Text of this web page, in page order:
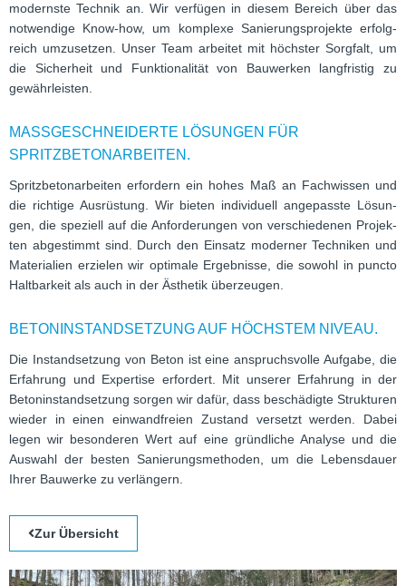
modernste Tech­nik an. Wir ver­fü­gen in die­sem Bereich über das
not­wen­dige Know-how, um kom­plexe Sanie­rungs­pro­jekte erfolg­
reich umzu­set­zen. Unser Team arbei­tet mit höchs­ter Sorg­falt, um
die Sicher­heit und Funk­tio­na­li­tät von Bau­wer­ken lang­fris­tig zu
gewährleisten.
MASSGESCHNEIDERTE LÖSUNGEN FÜR
SPRITZBETONARBEITEN.
Spritz­be­ton­ar­bei­ten erfor­dern ein hohes Maß an Fach­wis­sen und
die rich­tige Aus­rüs­tung. Wir bie­ten indi­vi­du­ell ange­passte Lösun­
gen, die spe­zi­ell auf die Anfor­de­run­gen von ver­schie­de­nen Pro­jek­
ten abge­stimmt sind. Durch den Ein­satz moder­ner Tech­ni­ken und
Mate­ria­lien erzie­len wir opti­male Ergeb­nisse, die sowohl in puncto
Halt­bar­keit als auch in der Ästhe­tik überzeugen.
BETONINSTANDSETZUNG AUF HÖCHSTEM NIVEAU.
Die Instand­set­zung von Beton ist eine anspruchs­volle Auf­gabe, die
Erfah­rung und Exper­tise erfor­dert. Mit unse­rer Erfah­rung in der
Beton­in­stand­set­zung sor­gen wir dafür, dass beschä­digte Struk­tu­ren
wie­der in einen ein­wand­freien Zustand ver­setzt wer­den. Dabei
legen wir beson­de­ren Wert auf eine gründ­li­che Ana­lyse und die
Aus­wahl der bes­ten Sanie­rungs­me­tho­den, um die Lebens­dauer
Ihrer Bau­werke zu verlängern.
Zur Über­sicht